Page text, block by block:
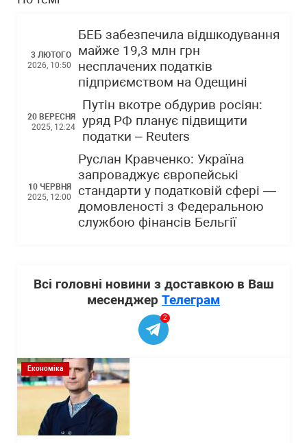
3 ЛЮТОГО
2026, 10:50
БЕБ забезпечила відшкодування
майже 19,3 млн грн
несплачених податків
підприємством на Одещині
20 ВЕРЕСНЯ
2025, 12:24
Путін вкотре обдурив росіян:
уряд РФ планує підвищити
податки – Reuters
10 ЧЕРВНЯ
2025, 12:00
Руслан Кравченко: Україна
запроваджує європейські
стандарти у податковій сфері —
домовленості з Федеральною
службою фінансів Бельгії
Всі головні новини з доставкою в Ваш
месенджер Телеграм
2
Економіка